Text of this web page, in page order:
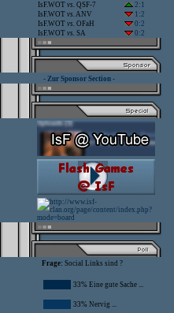
IsF.WOT vs. QSF-7
2:1
IsF.WOT vs.ANV
1:2
IsF.WOT vs. OFaH
0:2
IsF.WOT vs. SA 0:2
- Zur Sponsor Section -
Frage: Social Links sind ?
33% Eine gute Sache ...
33% Nervig ...